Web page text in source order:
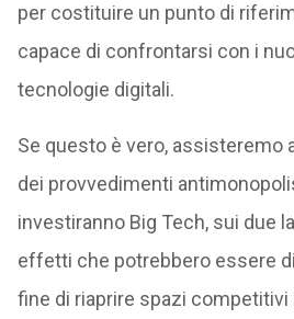
per costituire un punto di
capace di confrontarsi con i
tecnologie digitali.
Se questo è vero, assisteremo
dei provvedimenti
investiranno Big Tech, sui due
effetti che potrebbero essere
fine di riaprire spazi competitivi